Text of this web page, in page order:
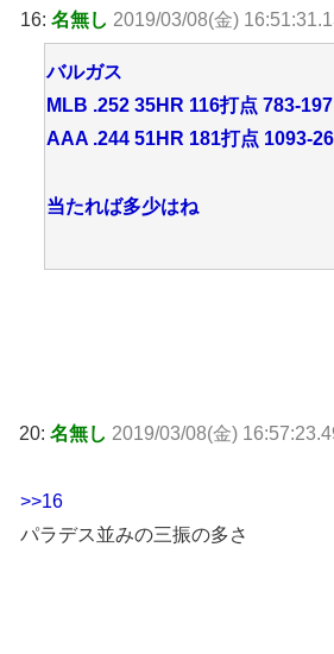
16: 名無し 2019/03/08(金)
バルガス
MLB .252 35HR 116打点 783-
AAA .244 51HR 181打点 1093-
当たれば多少はね
20: 名無し 2019/03/08(金)
>>16
パラデス並みの三振の多さ